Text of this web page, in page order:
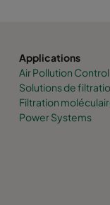
Applications
Air Pollution Control
Solutions de
Filtration
Power Systems